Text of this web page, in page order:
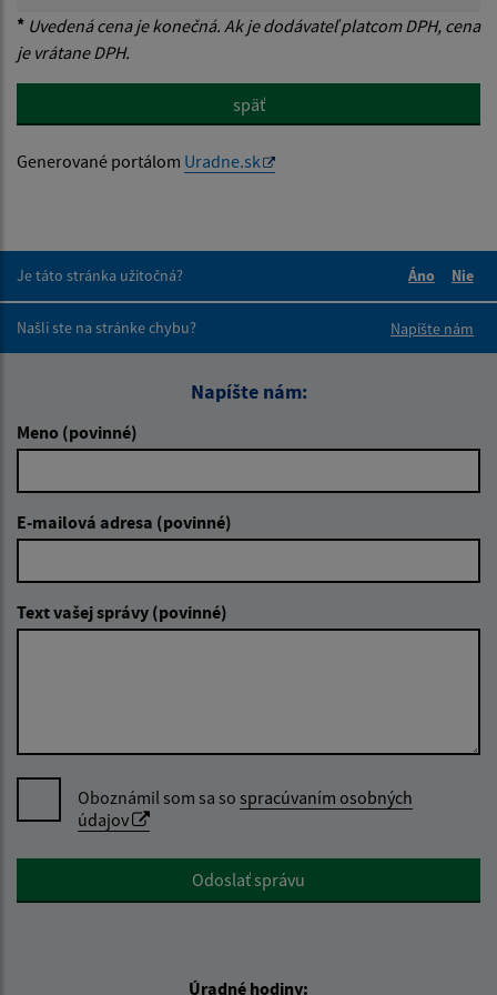
* Uvedená cena je konečná. Ak je dodávateľ platcom DPH, cena
je vrátane DPH.
späť
Generované portálom Uradne.sk
Je táto stránka užitočná?
Áno
Nie
Našli ste na stránke chybu?
Napíšte nám
Napíšte nám:
Meno (povinné)
E-mailová adresa (povinné)
Text vašej správy (povinné)
Oboznámil som sa so spracúvaním osobných
údajov
Google reCaptcha ResponseOdoslať správu
Úradné hodiny: